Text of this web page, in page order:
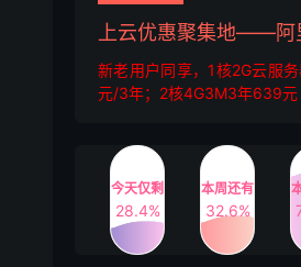
上云优惠聚集地——阿
新老用户同享，1核2G云服
元/3年；2核4G3M3年639元
今天仅剩
28.4%
本周还有
32.6%